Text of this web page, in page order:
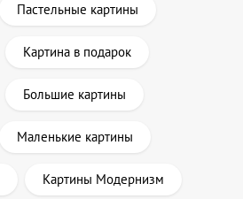
Пастельные картины
Картина в подарок
Большие картины
Маленькие картины
Картины Модернизм